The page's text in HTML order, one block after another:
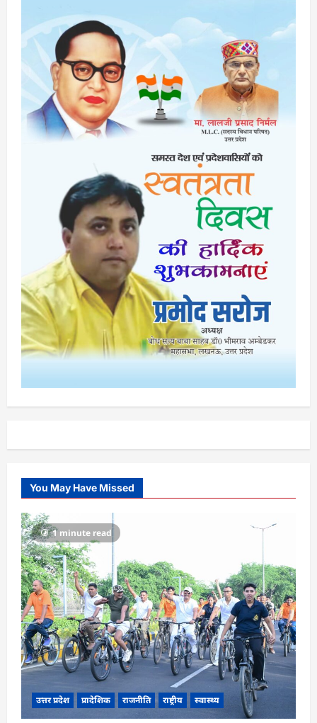
You May Have Missed
1 minute read
उत्तर प्रदेश प्रादेशिक राजनीति राष्ट्रीय स्वास्थ्य